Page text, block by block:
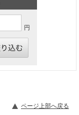
円
ページ上部へ戻る